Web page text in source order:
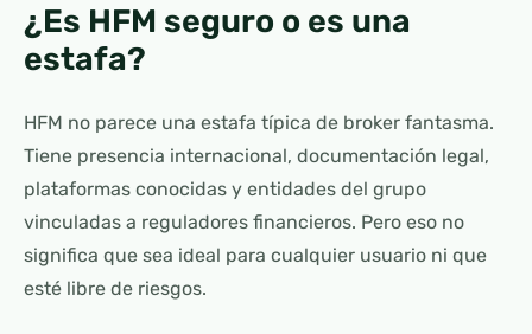
¿Es HFM seguro o es una
estafa?
HFM no parece una estafa típica de broker fantasma.
Tiene presencia internacional, documentación legal,
plataformas conocidas y entidades del grupo
vinculadas a reguladores financieros. Pero eso no
significa que sea ideal para cualquier usuario ni que
esté libre de riesgos.